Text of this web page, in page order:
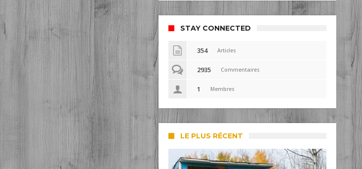
STAY CONNECTED
354 Articles
2935 Commentaires
1 Membres
LE PLUS RÉCENT